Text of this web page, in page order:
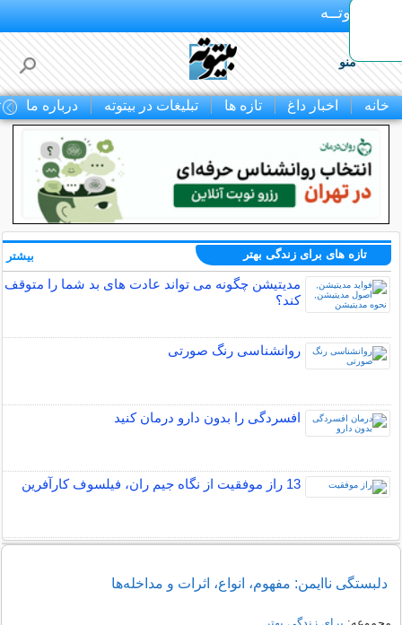
بـیتوتــه
منو
خانه اخبار داغ تازه ها تبلیغات در بیتوته درباره ما
تازه های برای زندگی بهتر
مدیتیشن چگونه می تواند عادت های بد شما را متوقف
کند؟
روانشناسی رنگ صورتی
افسردگی را بدون دارو درمان کنید
13 راز موفقیت از نگاه جیم ران، فیلسوف کارآفرین
بیشتر
دلبستگی ناایمن: مفهوم، انواع، اثرات و مداخله‌ها